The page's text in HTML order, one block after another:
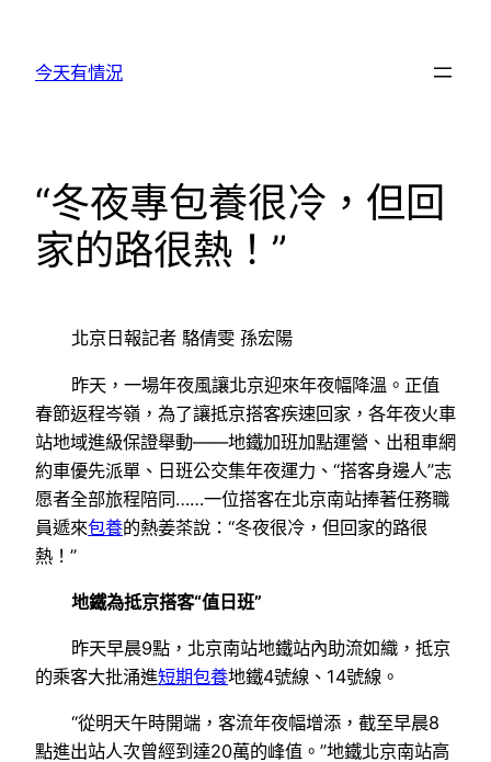
今天有情況
“冬夜專包養很冷，但回
家的路很熱！”
北京日報記者 駱倩雯 孫宏陽
昨天，一場年夜風讓北京迎來年夜幅降溫。正值
春節返程岑嶺，為了讓抵京搭客疾速回家，各年夜火車
站地域進級保證舉動——地鐵加班加點運營、出租車網
約車優先派單、日班公交集年夜運力、“搭客身邊人”志
愿者全部旅程陪同……一位搭客在北京南站捧著任務職
員遞來包養的熱姜茶說：“冬夜很冷，但回家的路很
熱！”
地鐵為抵京搭客“值日班”
昨天早晨9點，北京南站地鐵站內助流如織，抵京
的乘客大批涌進短期包養地鐵4號線、14號線。
“從明天午時開端，客流年夜幅增添，截至早晨8
點進出站人次曾經到達20萬的峰值。”地鐵北京南站高